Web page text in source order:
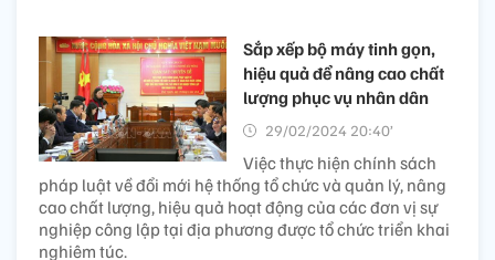
Sắp xếp bộ máy tinh gọn,
hiệu quả để nâng cao chất
lượng phục vụ nhân dân
29/02/2024 20:40’
Việc thực hiện chính sách
pháp luật về đổi mới hệ thống tổ chức và quản lý, nâng
cao chất lượng, hiệu quả hoạt động của các đơn vị sự
nghiệp công lập tại địa phương được tổ chức triển khai
nghiêm túc.